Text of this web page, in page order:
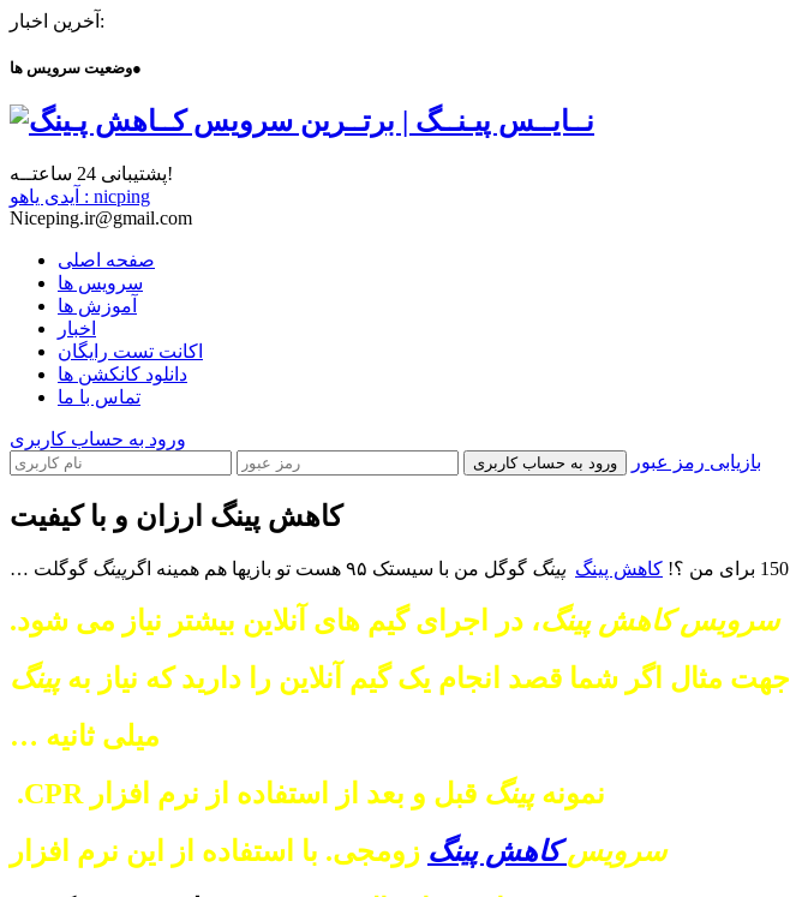
آخرین اخبار:
وضعیت سرویس ها●
پشتیبانی 24 ساعتــه!
آیدی یاهو : nicping
Niceping.ir@gmail.com
صفحه اصلی
سرویس ها
آموزش ها
اخبار
اکانت تست رایگان
دانلود کانکشن ها
تماس با ما
ورود به حساب کاربری
ورود به حساب کاربری بازیابی رمز عبور
کاهش پینگ ارزان و با کیفیت
کاهش پینگ پینگ گوگل من با سیستک ۹۵ هست تو بازیها هم همینه اگر پینگ گوگلت …
سرویس کاهش پینگ، در اجرای گیم های آنلاین بیشتر نیاز می شود.
جهت مثال اگر شما قصد انجام یک گیم آنلاین را دارید که نیاز بهپینگ
میلی ثانیه …
نمونهپینگ قبل و بعد از استفاده از نرم افزار CPR.
سرویسکاهش پینگ زومجی. با استفاده از این نرم افزار